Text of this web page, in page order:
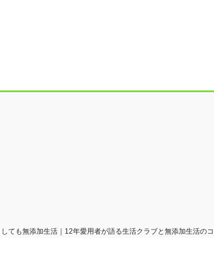
ても無添加生活｜12年愛用者が語る生活クラブと無添加生活の